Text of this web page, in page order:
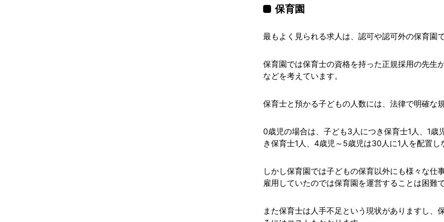
保育園
最もよく見られる求人は、認可や認可外の保育園
保育園では保育士の資格を持った正規採用の先生
などを考えています。
保育士と預かる子どもの人数には、法律で明確な
0歳児の場合は、子ども3人につき保育士1人、1
き保育士1人、4歳児～5歳児は30人に1人を配置
しかし保育園では子どもの保育以外にも様々な仕
雇用していたのでは保育園を運営することは困難
また保育士は人手不足という現状がありますし、